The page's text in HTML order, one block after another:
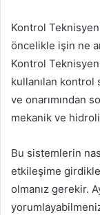
Kontrol
öncelikle işin ne
Kontrol
kullanılan kontrol
ve onarımından
mekanik ve
Bu sistemlerin
etkileşime
olmanız gerekir.